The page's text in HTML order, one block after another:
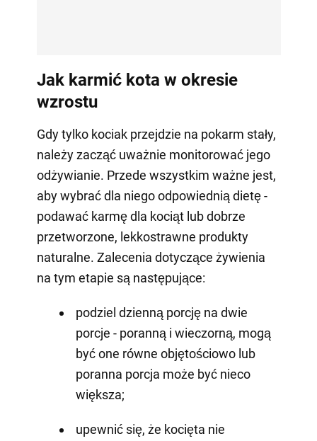
Jak karmić kota w okresie
wzrostu
Gdy tylko kociak przejdzie na pokarm stały,
należy zacząć uważnie monitorować jego
odżywianie. Przede wszystkim ważne jest,
aby wybrać dla niego odpowiednią dietę -
podawać karmę dla kociąt lub dobrze
przetworzone, lekkostrawne produkty
naturalne. Zalecenia dotyczące żywienia
na tym etapie są następujące:
podziel dzienną porcję na dwie
porcje - poranną i wieczorną, mogą
być one równe objętościowo lub
poranna porcja może być nieco
większa;
upewnić się, że kocięta nie